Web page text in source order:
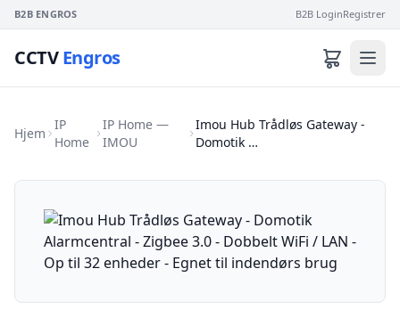
B2B ENGROS B2B LoginRegistrer
CCTVEngros
Hjem
IP
Home
IP Home —
IMOU
Imou Hub Trådløs Gateway -
Domotik …